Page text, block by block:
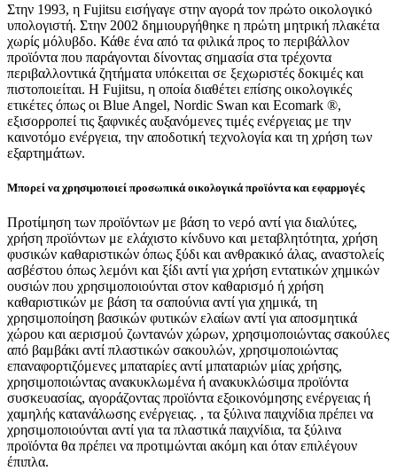
Στην 1993, η Fujitsu εισήγαγε στην αγορά τον πρώτο οικολογικό
υπολογιστή. Στην 2002 δημιουργήθηκε η πρώτη μητρική πλακέτα
χωρίς μόλυβδο. Κάθε ένα από τα φιλικά προς το περιβάλλον
προϊόντα που παράγονται δίνοντας σημασία στα τρέχοντα
περιβαλλοντικά ζητήματα υπόκειται σε ξεχωριστές δοκιμές και
πιστοποιείται. Η Fujitsu, η οποία διαθέτει επίσης οικολογικές
ετικέτες όπως οι Blue Angel, Nordic Swan και Ecomark ®,
εξισορροπεί τις ξαφνικές αυξανόμενες τιμές ενέργειας με την
καινοτόμο ενέργεια, την αποδοτική τεχνολογία και τη χρήση των
εξαρτημάτων.
Μπορεί να χρησιμοποιεί προσωπικά οικολογικά προϊόντα και εφαρμογές
Προτίμηση των προϊόντων με βάση το νερό αντί για διαλύτες,
χρήση προϊόντων με ελάχιστο κίνδυνο και μεταβλητότητα, χρήση
φυσικών καθαριστικών όπως ξύδι και ανθρακικό άλας, αναστολείς
ασβέστου όπως λεμόνι και ξίδι αντί για χρήση εντατικών χημικών
ουσιών που χρησιμοποιούνται στον καθαρισμό ή χρήση
καθαριστικών με βάση τα σαπούνια αντί για χημικά, τη
χρησιμοποίηση βασικών φυτικών ελαίων αντί για αποσμητικά
χώρου και αερισμού ζωντανών χώρων, χρησιμοποιώντας σακούλες
από βαμβάκι αντί πλαστικών σακουλών, χρησιμοποιώντας
επαναφορτιζόμενες μπαταρίες αντί μπαταριών μίας χρήσης,
χρησιμοποιώντας ανακυκλωμένα ή ανακυκλώσιμα προϊόντα
συσκευασίας, αγοράζοντας προϊόντα εξοικονόμησης ενέργειας ή
χαμηλής κατανάλωσης ενέργειας. , τα ξύλινα παιχνίδια πρέπει να
χρησιμοποιούνται αντί για τα πλαστικά παιχνίδια, τα ξύλινα
προϊόντα θα πρέπει να προτιμώνται ακόμη και όταν επιλέγουν
έπιπλα.